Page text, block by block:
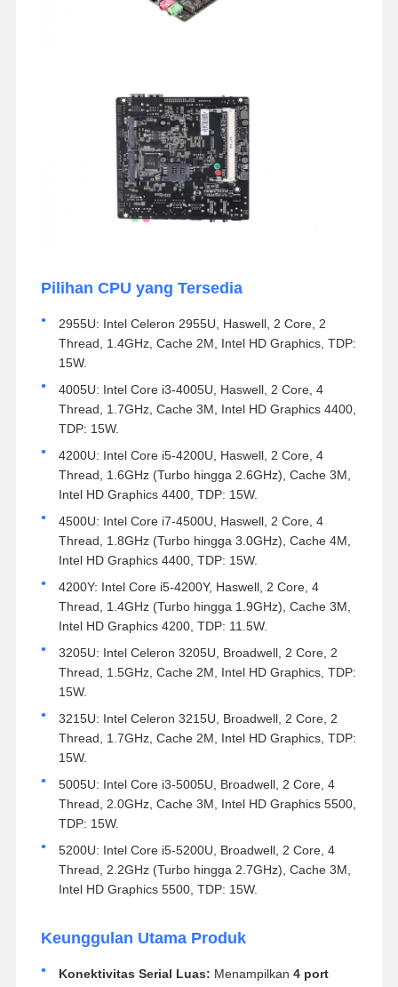
Pilihan CPU yang Tersedia
2955U: Intel Celeron 2955U, Haswell, 2 Core, 2
Thread, 1.4GHz, Cache 2M, Intel HD Graphics, TDP:
15W.
4005U: Intel Core i3-4005U, Haswell, 2 Core, 4
Thread, 1.7GHz, Cache 3M, Intel HD Graphics 4400,
TDP: 15W.
4200U: Intel Core i5-4200U, Haswell, 2 Core, 4
Thread, 1.6GHz (Turbo hingga 2.6GHz), Cache 3M,
Intel HD Graphics 4400, TDP: 15W.
4500U: Intel Core i7-4500U, Haswell, 2 Core, 4
Thread, 1.8GHz (Turbo hingga 3.0GHz), Cache 4M,
Intel HD Graphics 4400, TDP: 15W.
4200Y: Intel Core i5-4200Y, Haswell, 2 Core, 4
Thread, 1.4GHz (Turbo hingga 1.9GHz), Cache 3M,
Intel HD Graphics 4200, TDP: 11.5W.
3205U: Intel Celeron 3205U, Broadwell, 2 Core, 2
Thread, 1.5GHz, Cache 2M, Intel HD Graphics, TDP:
15W.
3215U: Intel Celeron 3215U, Broadwell, 2 Core, 2
Thread, 1.7GHz, Cache 2M, Intel HD Graphics, TDP:
15W.
5005U: Intel Core i3-5005U, Broadwell, 2 Core, 4
Thread, 2.0GHz, Cache 3M, Intel HD Graphics 5500,
TDP: 15W.
5200U: Intel Core i5-5200U, Broadwell, 2 Core, 4
Thread, 2.2GHz (Turbo hingga 2.7GHz), Cache 3M,
Intel HD Graphics 5500, TDP: 15W.
Keunggulan Utama Produk
Konektivitas Serial Luas: Menampilkan 4 port